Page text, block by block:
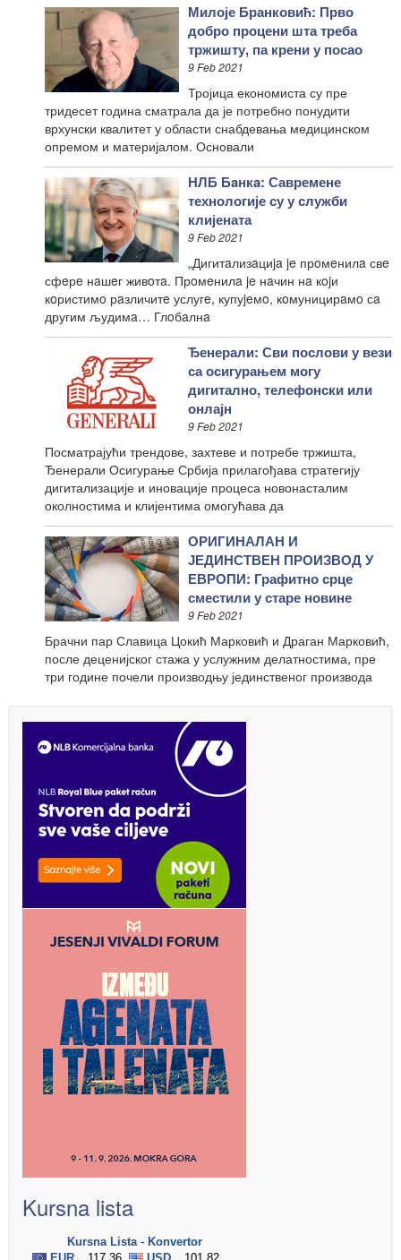
Милоје Бранковић: Прво
добро процени шта треба
тржишту, па крени у посао
9 Feb 2021
Тројица економиста су пре
тридесет година сматрала да је потребно понудити
врхунски квалитет у области снабдевања медицинском
опремом и материјалом. Основали
НЛБ Бaнкa: Савремене
технологије су у служби
клијената
9 Feb 2021
„Дигитaлизaциja je прoмeнилa свe
сфeрe нaшeг живoтa. Прoмeнилa je нaчин нa кojи
кoристимo рaзличитe услугe, купуjeмo, кoмуницирaмo сa
другим људимa… Глoбaлнa
Ђенерали: Сви послови у вези
са осигурањем могу
дигитално, телефонски или
онлајн
9 Feb 2021
Посматрајући трендове, захтеве и потребе тржишта,
Ђенерали Осигурање Србија прилагођава стратегију
дигитализације и иновације процеса новонасталим
околностима и клијентима омогућава да
ОРИГИНАЛАН И
ЈЕДИНСТВЕН ПРОИЗВОД У
ЕВРОПИ: Графитно срце
сместили у старе новине
9 Feb 2021
Брачни пар Славица Цокић Марковић и Драган Марковић,
после деценијског стажа у услужним делатностима, пре
три године почели производњу јединственог производа
Kursna lista